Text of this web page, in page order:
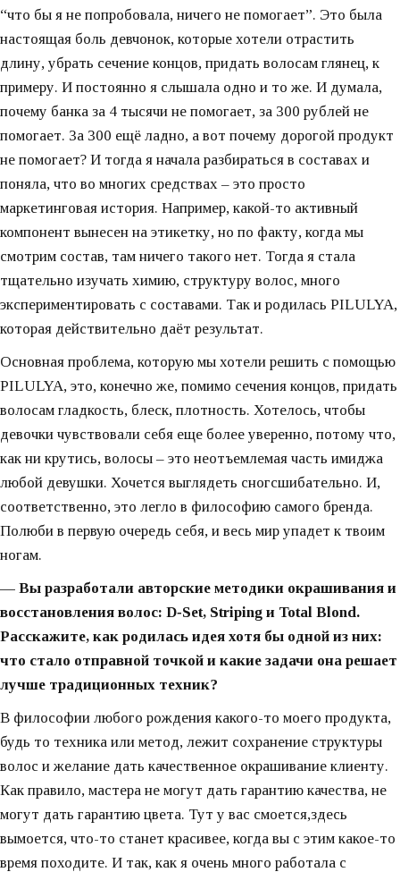
“что бы я не попробовала, ничего не помогает”. Это была
настоящая боль девчонок, которые хотели отрастить
длину, убрать сечение концов, придать волосам глянец, к
примеру. И постоянно я слышала одно и то же. И думала,
почему банка за 4 тысячи не помогает, за 300 рублей не
помогает. За 300 ещё ладно, а вот почему дорогой продукт
не помогает? И тогда я начала разбираться в составах и
поняла, что во многих средствах – это просто
маркетинговая история. Например, какой-то активный
компонент вынесен на этикетку, но по факту, когда мы
смотрим состав, там ничего такого нет. Тогда я стала
тщательно изучать химию, структуру волос, много
экспериментировать с составами. Так и родилась PILULYA,
которая действительно даёт результат.
Основная проблема, которую мы хотели решить с помощью
PILULYA, это, конечно же, помимо сечения концов, придать
волосам гладкость, блеск, плотность. Хотелось, чтобы
девочки чувствовали себя еще более уверенно, потому что,
как ни крутись, волосы – это неотъемлемая часть имиджа
любой девушки. Хочется выглядеть сногсшибательно. И,
соответственно, это легло в философию самого бренда.
Полюби в первую очередь себя, и весь мир упадет к твоим
ногам.
— Вы разработали авторские методики окрашивания и
восстановления волос: D‑Set, Striping и Total Blond.
Расскажите, как родилась идея хотя бы одной из них:
что стало отправной точкой и какие задачи она решает
лучше традиционных техник?
В философии любого рождения какого-то моего продукта,
будь то техника или метод, лежит сохранение структуры
волос и желание дать качественное окрашивание клиенту.
Как правило, мастера не могут дать гарантию качества, не
могут дать гарантию цвета. Тут у вас смоется,здесь
вымоется, что-то станет красивее, когда вы с этим какое-то
время походите. И так, как я очень много работала с